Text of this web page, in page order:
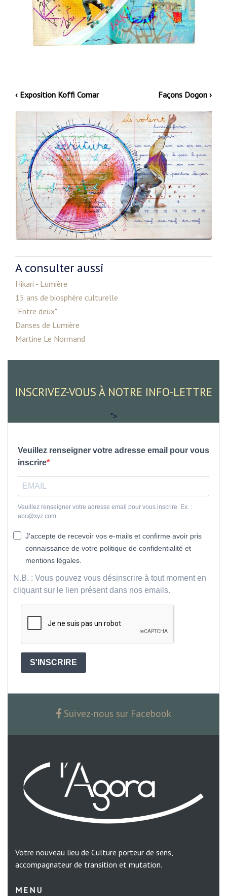
‹ Exposition Koffi Comar Façons Dogon ›
A consulter aussi
Hikari - Lumière
15 ans de biosphère culturelle
"Entre deux"
Danses de Lumière
Martine Le Normand
INSCRIVEZ-VOUS À NOTRE INFO-LETTRE
">
Veuillez renseigner votre adresse email pour vous
inscrire
Veuillez renseigner votre adresse email pour vous inscrire. Ex. :
abc@xyz.com
J'accepte de recevoir vos e-mails et confirme avoir pris
connaissance de votre politique de confidentialité et
mentions légales.
N.B. : Vous pouvez vous désinscrire à tout moment en
cliquant sur le lien présent dans nos emails.
S'INSCRIRE
Suivez-nous sur Facebook
Votre nouveau lieu de Culture porteur de sens,
accompagnateur de transition et mutation.
MENU